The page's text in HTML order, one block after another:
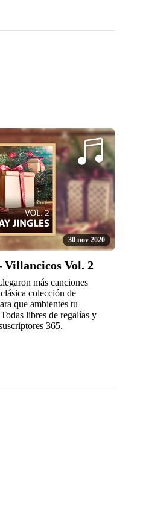
30 nov 2020
Villancicos Vol. 2
más canciones
colección de
que ambientes tu
libres de regalías y
365.